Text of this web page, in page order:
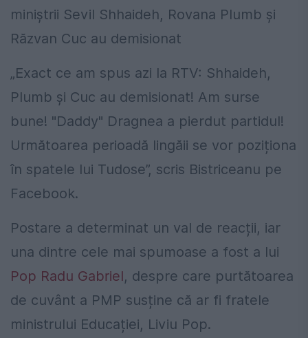
miniștrii Sevil Shhaideh, Rovana Plumb și
Răzvan Cuc au demisionat
„Exact ce am spus azi la RTV: Shhaideh,
Plumb și Cuc au demisionat! Am surse
bune! "Daddy" Dragnea a pierdut partidul!
Următoarea perioadă lingăii se vor poziționa
în spatele lui Tudose”, scris Bistriceanu pe
Facebook.
Postare a determinat un val de reacții, iar
una dintre cele mai spumoase a fost a lui
Pop Radu Gabriel, despre care purtătoarea
de cuvânt a PMP susține că ar fi fratele
ministrului Educației, Liviu Pop.